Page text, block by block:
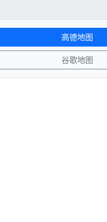
高德地图
谷歌地图